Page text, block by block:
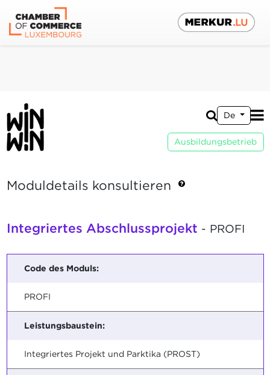
De
Ausbildungsbetrieb
Moduldetails konsultieren
Integriertes Abschlussprojekt - PROFI
Code des Moduls:
PROFI
Leistungsbaustein:
Integriertes Projekt und Parktika (PROST)